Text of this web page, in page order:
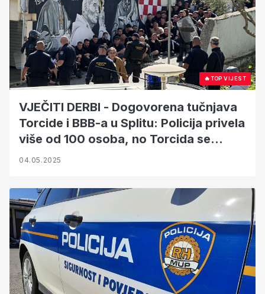
🔥TOP VIJEST
VJEČITI DERBI - Dogovorena tučnjava
Torcide i BBB-a u Splitu: Policija privela
više od 100 osoba, no Torcida se
potukla na Poljudu i s policijom
04.05.2025